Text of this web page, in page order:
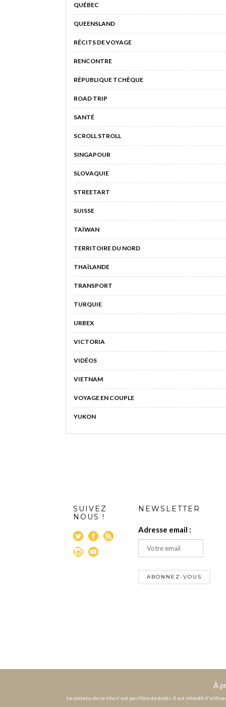
QUÉBEC
QUEENSLAND
RÉCITS DE VOYAGE
RENCONTRE
RÉPUBLIQUE TCHÈQUE
ROAD TRIP
SANTÉ
SCROLL STROLL
SINGAPOUR
SLOVAQUIE
STREETART
SUISSE
TAÏWAN
TERRITOIRE DU NORD
THAÏLANDE
TRANSPORT
TURQUIE
URBEX
VICTORIA
VIDÉOS
VIETNAM
VOYAGE EN COUPLE
YUKON
SUIVEZ
NOUS !
NEWSLETTER
Adresse email :
À
Le contenu de ce site n'est pas libre de droits. Il est interdit